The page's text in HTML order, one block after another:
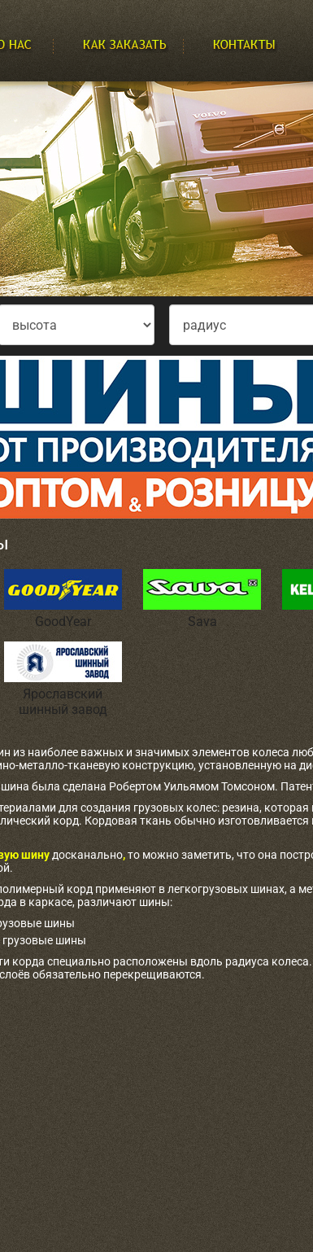
GoodYear Sava
Ярославский
шинный завод
из наиболее важных и значимых элементов колеса
металло-тканевую конструкцию, установленную на
была сделана Робертом Уильямом Томсоном.
для создания грузовых колес: резина,
корд. Кордовая ткань обычно
шину досканально,то можно заметить, что она
корд применяют в легкогрузовых шинах, а
в каркасе, различают шины:
шины
грузовые шины
корда специально расположены вдоль радиуса
обязательно перекрещиваются.